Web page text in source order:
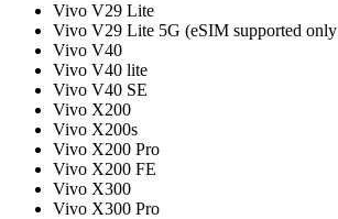
Vivo V29 Lite
Vivo V29 Lite 5G (eSIM supported
Vivo V40
Vivo V40 lite
Vivo V40 SE
Vivo X200
Vivo X200s
Vivo X200 Pro
Vivo X200 FE
Vivo X300
Vivo X300 Pro